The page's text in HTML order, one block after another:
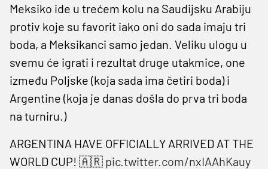
Meksiko ide u trećem kolu na Saudijsku Arabiju
protiv koje su favorit iako oni do sada imaju tri
boda, a Meksikanci samo jedan. Veliku ulogu u
svemu će igrati i rezultat druge utakmice, one
između Poljske (koja sada ima četiri boda) i
Argentine (koja je danas došla do prva tri boda
na turniru.)
ARGENTINA HAVE OFFICIALLY ARRIVED AT THE
WORLD CUP! 🇦🇷 pic.twitter.com/nxIAAhKauy